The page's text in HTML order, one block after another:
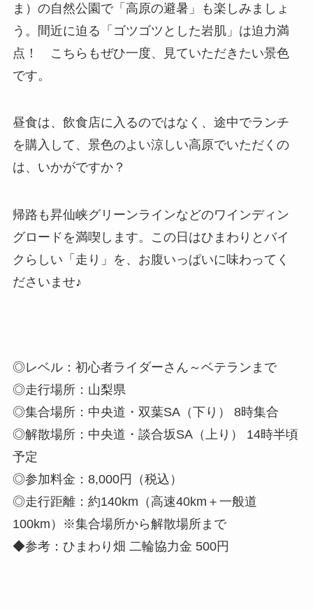
ま）の自然公園で「高原の避暑」も楽しみましょ
う。間近に迫る「ゴツゴツとした岩肌」は迫力満
点！ こちらもぜひ一度、見ていただきたい景色
です。
昼食は、飲食店に入るのではなく、途中でランチ
を購入して、景色のよい涼しい高原でいただくの
は、いかがですか？
帰路も昇仙峡グリーンラインなどのワインディン
グロードを満喫します。この日はひまわりとバイ
クらしい「走り」を、お腹いっぱいに味わってく
ださいませ♪
◎レベル：初心者ライダーさん～ベテランまで
◎走行場所：山梨県
◎集合場所：中央道・双葉SA（下り） 8時集合
◎解散場所：中央道・談合坂SA（上り） 14時半頃
予定
◎参加料金：8,000円（税込）
◎走行距離：約140km（高速40km＋一般道
100km）※集合場所から解散場所まで
◆参考：ひまわり畑 二輪協力金 500円